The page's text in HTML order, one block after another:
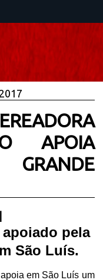
APOIA
apoiado pela
São Luís.
em São Luís um